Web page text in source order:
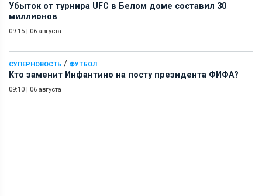
Убыток от турнира UFC в Белом доме составил 30
миллионов
09:15 | 06 августа
СУПЕРНОВОСТЬ / ФУТБОЛ
Кто заменит Инфантино на посту президента ФИФА?
09:10 | 06 августа